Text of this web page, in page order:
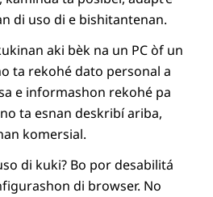
di uso di e bishitantenan.
aki bèk na un PC òf un
ta rekohé dato personal a
e informashon rekohé pa
ta esnan deskribí ariba,
komersial.
di kuki? Bo por desabilitá
di browser. No